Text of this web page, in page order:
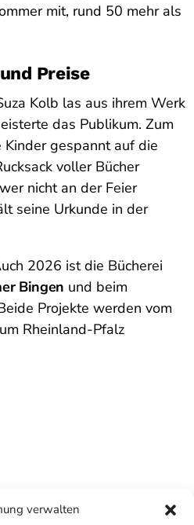
verwalten
mit, rund 50 mehr als
Preise
Kolb las aus ihrem Werk
das Publikum. Zum
gespannt auf die
voller Bücher
nicht an der Feier
seine Urkunde in der
2026 ist die Bücherei
Bingen und beim
Projekte werden vom
Rheinland-Pfalz